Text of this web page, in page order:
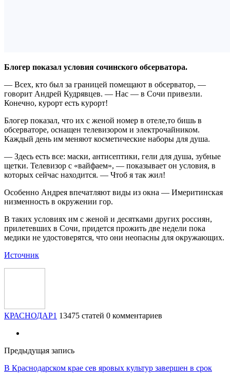
Блогер показал условия сочинского обсерватора.
— Всех, кто был за границей помещают в обсерватор, —
говорит Андрей Кудрявцев. — Нас — в Сочи привезли.
Конечно, курорт есть курорт!
Блогер показал, что их с женой номер в отеле,то бишь в
обсерваторе, оснащен телевизором и электрочайником.
Каждый день им меняют косметические наборы для душа.
— Здесь есть все: маски, антисептики, гели для душа, зубные
щетки. Телевизор с «вайфаем», — показывает он условия, в
которых сейчас находится. — Чтоб я так жил!
Особенно Андрея впечатляют виды из окна — Имеритинская
низменность в окружении гор.
В таких условиях им с женой и десятками других россиян,
прилетевших в Сочи, придется прожить две недели пока
медики не удостоверятся, что они неопасны для окружающих.
Источник
КРАСНОДАР1 13475 статей 0 комментариев
Предыдущая запись
В Краснодарском крае сев яровых культур завершен в срок